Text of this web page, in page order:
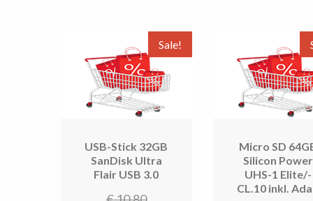
Sale!
USB-Stick 32GB
SanDisk Ultra
Flair USB 3.0
Micro SD
Silicon Power
UHS-1 Elite/­
CL.10 inkl.